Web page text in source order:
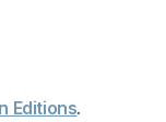
Editions.